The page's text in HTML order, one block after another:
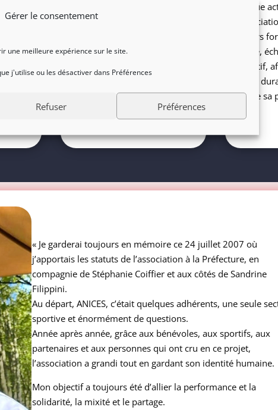
Gérer le consentement
une meilleure expérience sur le site.
j'utilise ou les désactiver dans Préférences
Refuser Préférences
et
Natation adaptée, randonnée,
ou sorties conviviales
humains, accessibles et
enrichissants tout au long de
Chaque
valeurs
mixité,
collectif,
projet
trouve sa
« Je garderai toujours en mémoire ce 24 juillet 2007 où
j’apportais les statuts de l’association à la Préfecture, en
compagnie de Stéphanie Coiffier et aux côtés de Sandrine
Filippini.
Au départ, ANICES, c’était quelques adhérents, une seule
sportive et énormément de questions.
Année après année, grâce aux bénévoles, aux sportifs, aux
partenaires et aux personnes qui ont cru en ce projet,
l’association a grandi tout en gardant son identité humaine.
Mon objectif a toujours été d’allier la performance et la
solidarité, la mixité et le partage.